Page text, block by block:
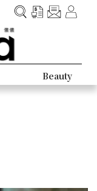
Beauty